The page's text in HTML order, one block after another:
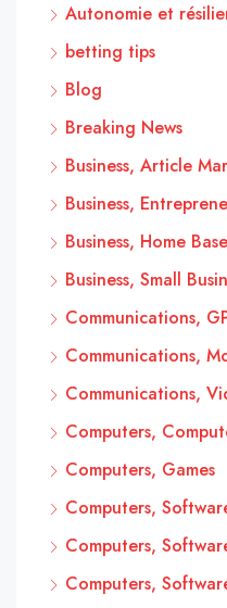
Autonomie et
betting tips
Blog
Breaking News
Business, Article
Business,
Business, Home
Business, Small
Communications,
Communications,
Communications,
Computers,
Computers, Games
Computers,
Computers,
Computers,